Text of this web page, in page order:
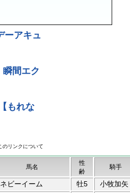
馬名
性
齢
騎手
ネビーイーム 牡5
小牧加矢